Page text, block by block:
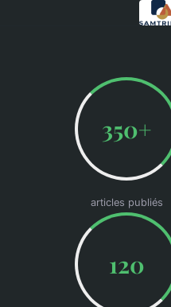
350+
articles publiés
120